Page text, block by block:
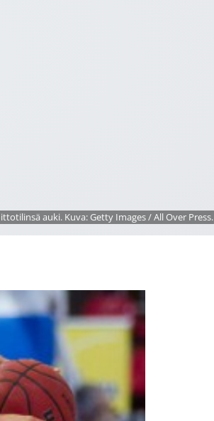
auki. Kuva: Getty Images / All Over Press.